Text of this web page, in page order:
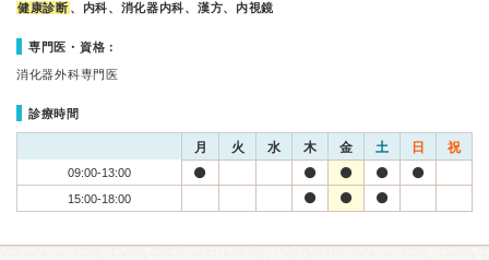
健康診断 、内科、消化器内科、漢方、内視鏡
専門医・資格：
消化器外科専門医
診療時間
月 火 水 木 金 土 日 祝
09:00-13:00
15:00-18:00